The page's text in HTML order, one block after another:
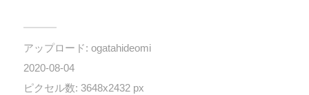
アップロード: ogatahideomi
2020-08-04
ピクセル数: 3648x2432 px